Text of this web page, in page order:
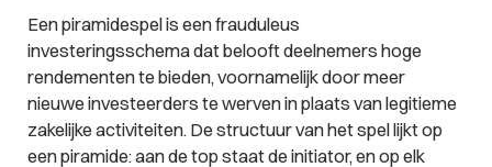
Een piramidespel is een frauduleus
investeringsschema dat belooft deelnemers hoge
rendementen te bieden, voornamelijk door meer
nieuwe investeerders te werven in plaats van legitieme
zakelijke activiteiten. De structuur van het spel lijkt op
een piramide: aan de top staat de initiator, en op elk